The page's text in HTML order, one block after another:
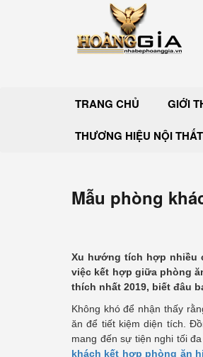
TRANG CHỦ GIỚI
THƯƠNG HIỆU NỘI THẤT
Mẫu phòng
Xu hướng tích hợp nhiều
việc kết hợp giữa phòng
thích nhất 2019, biết đâu
Không khó để nhận thấy
ăn để tiết kiệm diện tích.
mang đến sự tiện nghi tối
khách kết hợp phòng ăn